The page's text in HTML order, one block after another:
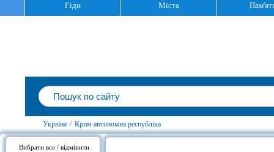
Гіди Міста
Україна / Крим автономна республіка
Вибрати все / відмінити